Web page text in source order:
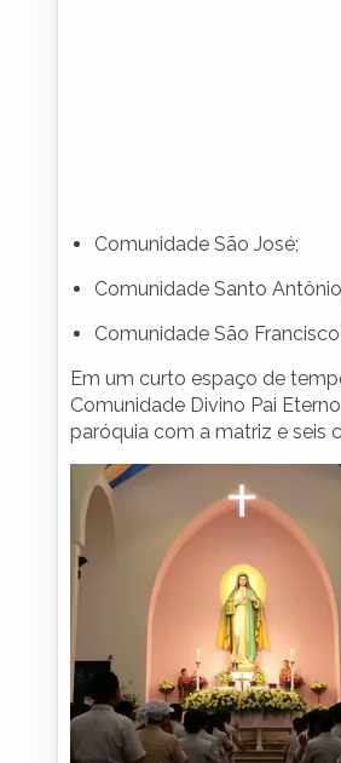
Comunidade São José;
Comunidade Santo
Comunidade São
Em um curto espaço de
Comunidade Divino Pai
paróquia com a matriz e seis